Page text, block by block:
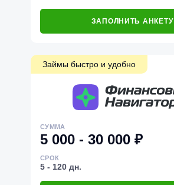
ЗАПОЛНИТЬ АНКЕТУ
Займы быстро и удобно
СУММА
5 000 - 30 000 ₽
СРОК
5 - 120 дн.